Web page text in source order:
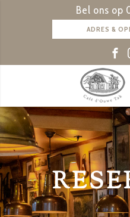
Bel ons op
ADRES &